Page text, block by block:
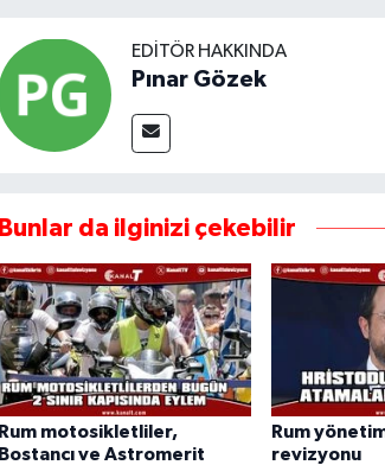
EDITÖR HAKKINDA
Pınar Gözek
Bunlar da ilginizi çekebilir
Rum motosikletliler,
Bostancı ve Astromerit
Rum
revizyonu